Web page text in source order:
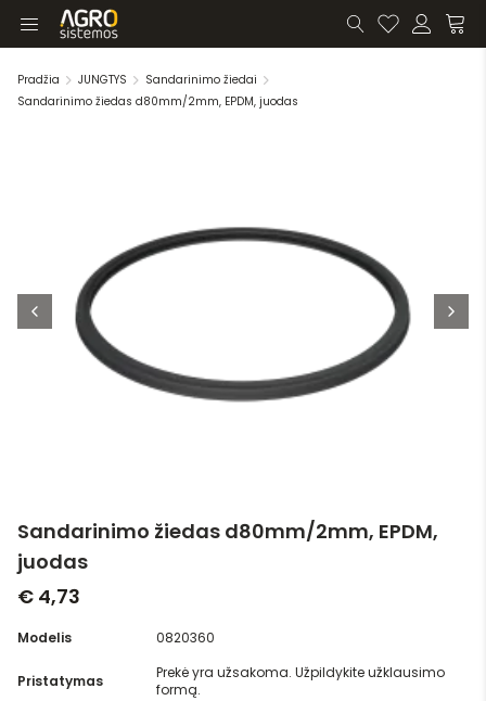
Pradžia JUNGTYS
Sandarinimo žiedai
Sandarinimo žiedas d80mm/2mm, EPDM, juodas
Sandarinimo žiedas d80mm/2mm, EPDM,
juodas
€ 4,73
Modelis 0820360
Pristatymas
Prekė yra užsakoma. Užpildykite užklausimo
formą.